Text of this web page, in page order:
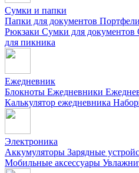
Сумки и папки
Папки для документов
Рюкзаки Сумки для документов
для пикника
Ежедневник
Блокноты Ежедневники
Калькулятор ежедневника
Электроника
Аккумуляторы Зарядные
Мобильные аксессуары